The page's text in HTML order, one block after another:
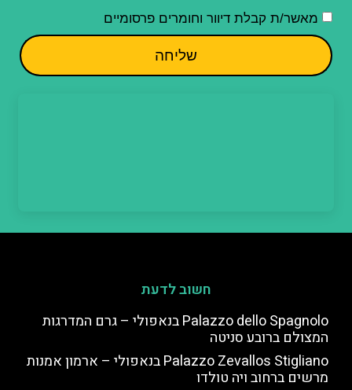
מאשר/ת קבלת דיוור וחומרים פרסומיים
שליחה
חשוב לדעת
Palazzo dello Spagnolo בנאפולי – גרם המדרגות
המצולם ברובע סניטה
Palazzo Zevallos Stigliano בנאפולי – ארמון אמנות
מרשים ברחוב ויה טולדו